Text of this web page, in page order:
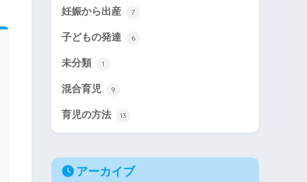
妊娠から出産 7
子どもの発達 6
未分類 1
混合育児 9
育児の方法 13
アーカイブ